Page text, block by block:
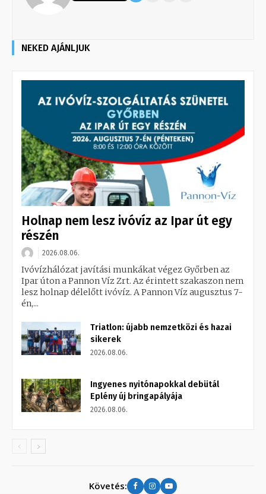
NEKED AJÁNLJUK
Holnap nem lesz ivóvíz az Ipar út egy
részén
2026.08.06.
Ivóvízhálózat javítási munkákat végez Győrben az
Ipar úton a Pannon Víz Zrt. Az érintett szakaszon nem
lesz holnap délelőtt ivóvíz. A Pannon Víz augusztus 7-
én,...
Triatlon: újabb nemzetközi és hazai
sikerek
2026.08.06.
Ingyenes nyitónapokkal debütál
Eplény új bringapályája
2026.08.06.
Követés: